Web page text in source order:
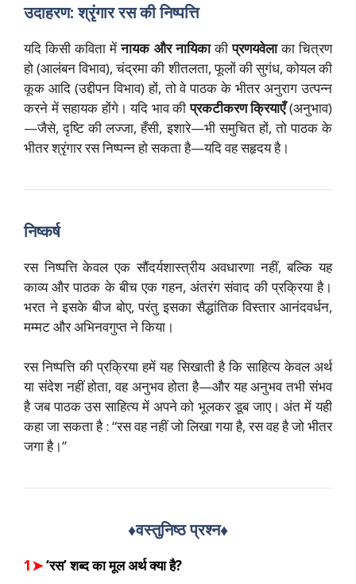
उदाहरण: श्रृंगार रस की निष्पत्ति
यदि किसी कविता मेंनायक और नायिकाकीप्रणयवेलाका चित्रण
हो (आलंबन विभाव), चंद्रमा की शीतलता, फूलों की सुगंध, कोयल की
कूक आदि (उद्दीपन विभाव) हों, तो वे पाठक के भीतर अनुराग उत्पन्न
करने में सहायक होंगे। यदि भाव कीप्रकटीकरण क्रियाएँ(अनुभाव)
—जैसे, दृष्टि की लज्जा, हँसी, इशारे—भी समुचित हों, तो पाठक के
भीतर श्रृंगार रस निष्पन्न हो सकता है—यदि वह सहृदय है।
निष्कर्ष
रस निष्पत्ति केवल एक सौंदर्यशास्त्रीय अवधारणा नहीं, बल्कि यह
काव्य और पाठक के बीच एक गहन, अंतरंग संवाद की प्रक्रिया है।
भरत ने इसके बीज बोए, परंतु इसका सैद्धांतिक विस्तार आनंदवर्धन,
मम्मट और अभिनवगुप्त ने किया।
रस निष्पत्ति की प्रक्रिया हमें यह सिखाती है कि साहित्य केवल अर्थ
या संदेश नहीं होता, वह अनुभव होता है—और यह अनुभव तभी संभव
है जब पाठक उस साहित्य में अपने को भूलकर डूब जाए। अंत में यही
कहा जा सकता है : “रस वह नहीं जो लिखा गया है, रस वह है जो भीतर
जगा है।”
♦️वस्तुनिष्ठ प्रश्न♦️
1➤‘रस’ शब्द का मूल अर्थ क्या है?